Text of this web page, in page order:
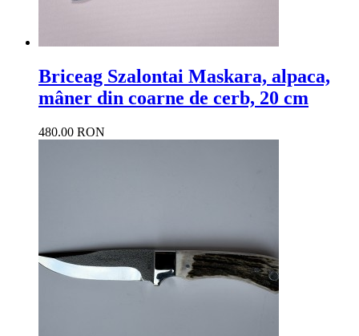
Briceag Szalontai Maskara, alpaca,
mâner din coarne de cerb, 20 cm
480.00 RON